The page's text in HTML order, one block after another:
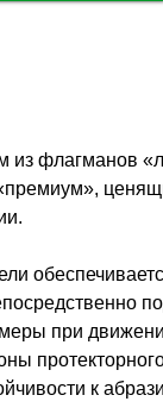
флагманов
при
к